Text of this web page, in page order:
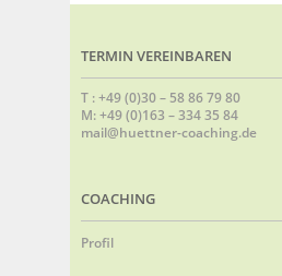
TERMIN VEREINBAREN
T : +49 (0)30 – 58 86 79 80
M: +49 (0)163 – 334 35 84
mail@huettner-coaching.de
COACHING
Profil